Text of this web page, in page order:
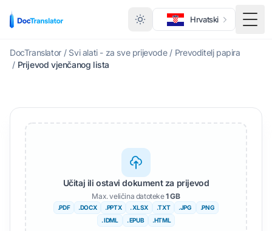
Hrvatski
DocTranslator / Svi alati - za sve prijevode / Prevoditelj papira
/ Prijevod vjenčanog lista
Učitaj ili ostavi dokument za prijevod
Max. veličina datoteke1 GB
.PDF .DOCX .PPTX . XLSX .TXT .JPG
.PNG
. IDML
. EPUB .HTML